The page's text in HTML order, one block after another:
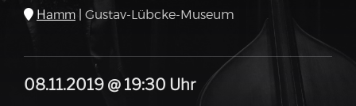
Hamm Gustav-Lübcke-Museum
08.11.2019 @ 19:30 Uhr